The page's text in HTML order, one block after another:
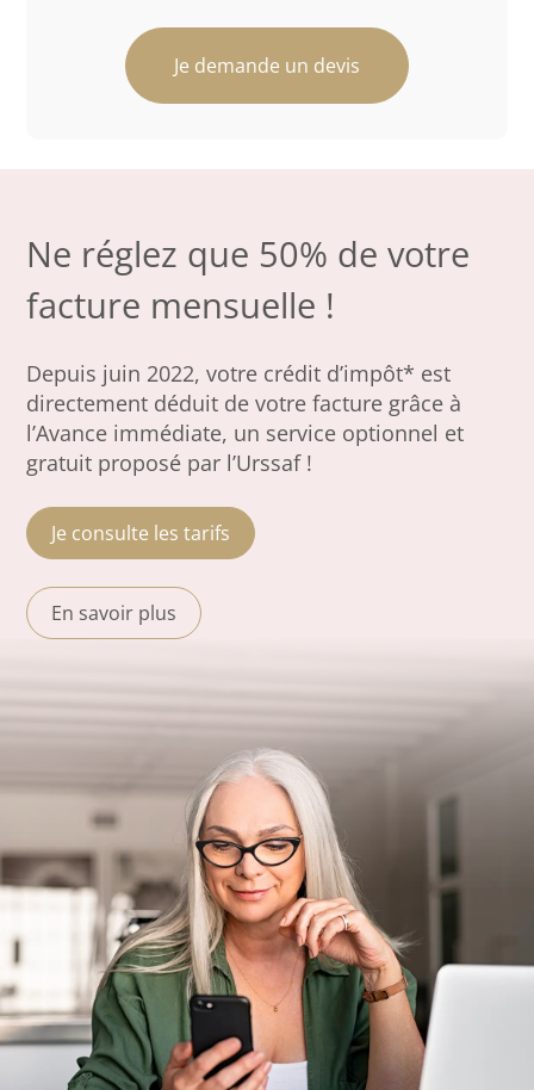
Je demande un devis
Ne réglez que 50% de votre
facture mensuelle !
Depuis juin 2022, votre crédit d’impôt* est
directement déduit de votre facture grâce à
l’Avance immédiate, un service optionnel et
gratuit proposé par l’Urssaf !
Je consulte les tarifs
En savoir plus